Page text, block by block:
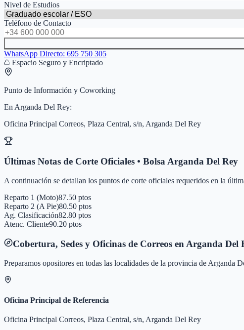
Nivel de Estudios
Teléfono de Contacto
WhatsApp Directo: 695 750 305
Espacio Seguro y Encriptado
Punto de Información y Coworking
En Arganda Del Rey:
Oficina Principal Correos, Plaza Central, s/n, Arganda Del Rey
Últimas Notas de Corte Oficiales • BolsaArganda Del Rey
A continuación se detallan los puntos de corte oficiales requeridos en la
Reparto 1 (Moto)87.50 ptos
Reparto 2 (A Pie)80.50 ptos
Ag. Clasificación82.80 ptos
Atenc. Cliente90.20 ptos
Cobertura, Sedes y Oficinas de Correos en Arganda Del
Preparamos opositores en todas las localidades de la provincia de Arganda
Oficina Principal de Referencia
Oficina Principal Correos, Plaza Central, s/n, Arganda Del Rey